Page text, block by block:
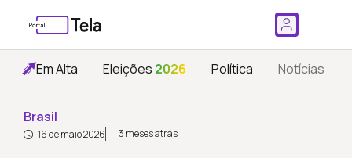
Em Alta Eleições 2026 Política Notícias
Brasil
16 de maio 2026 3 meses atrás